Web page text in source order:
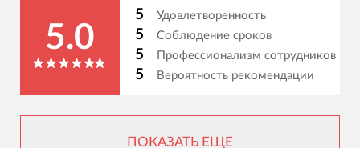
5.0
5 Удовлетворенность
5 Соблюдение сроков
5 Профессионализм сотрудников
5 Вероятность рекомендации
ПОКАЗАТЬ ЕЩЕ